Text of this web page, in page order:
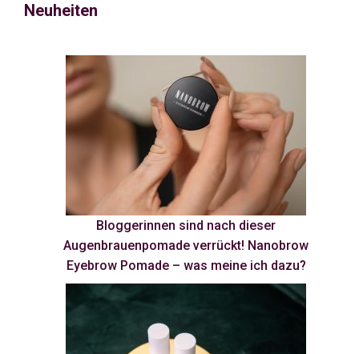
Neuheiten
Bloggerinnen sind nach dieser
Augenbrauenpomade verrückt! Nanobrow
Eyebrow Pomade – was meine ich dazu?